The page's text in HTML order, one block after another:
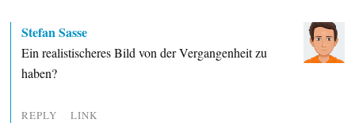
Stefan Sasse
Ein realistischeres Bild von der Vergangenheit zu
haben?
REPLY LINK